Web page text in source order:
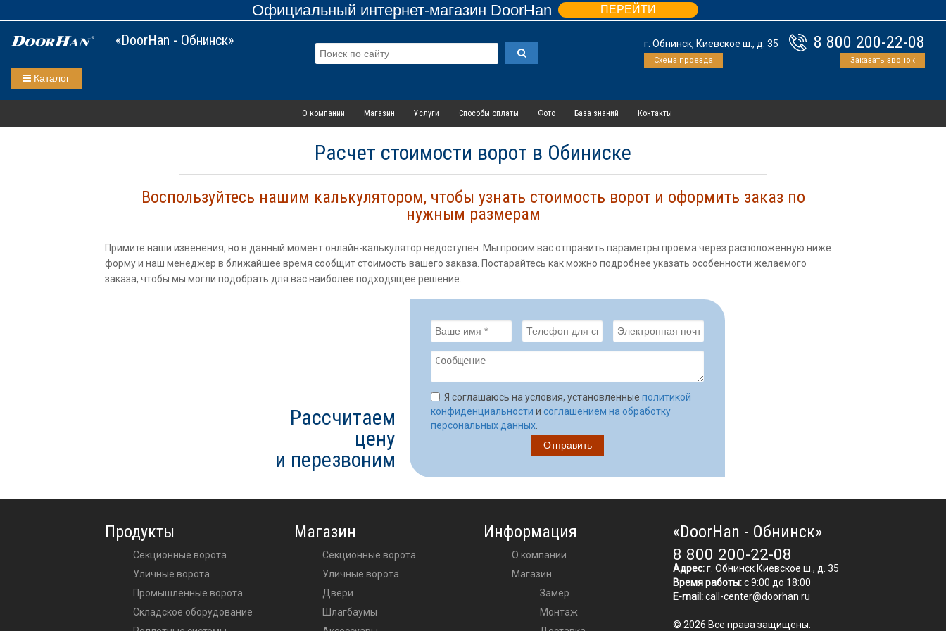
Официальный интернет-магазин DoorHan ПЕРЕЙТИ
«DoorHan - Обнинск» 8 800 200-22-08
Заказать звонок
г. Обнинск, Киевское ш., д. 35
Схема проезда
Каталог
О компании Магазин Услуги Способы оплаты Фото База знаний Контакты
Расчет стоимости ворот в Обиниске
Воспользуйтесь нашим калькулятором, чтобы узнать стоимость ворот и оформить заказ по
нужным размерам
Примите наши извенения, но в данный момент онлайн-калькулятор недоступен. Мы просим вас отправить параметры проема через расположенную ниже
форму и наш менеджер в ближайшее время сообщит стоимость вашего заказа. Постарайтесь как можно подробнее указать особенности желаемого
заказа, чтобы мы могли подобрать для вас наиболее подходящее решение.
Рассчитаем
цену
и перезвоним
Я соглашаюсь на условия, установленныеполитикой
конфиденциальности исоглашением на обработку
персональных данных.
Продукты
Секционные ворота
Уличные ворота
Промышленные ворота
Складское оборудование
Магазин
Секционные ворота
Уличные ворота
двери
шлагбаумы
Информация
О компании
Магазин
Замер
Монтаж
«DoorHan - Обнинск»
8 800 200-22-08
Адрес:г. Обнинск Киевское ш., д. 35
Время работы:с 9:00 до 18:00
E-mail: call-center@doorhan.ru
© 2026 Все права защищены.